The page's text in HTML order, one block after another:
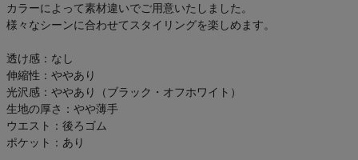
カラーによって素材違いでご用意いたしました。
様々なシーンに合わせてスタイリングを楽しめます。
透け感：なし
伸縮性：ややあり
光沢感：ややあり（ブラック・オフホワイト）
生地の厚さ：やや薄手
ウエスト：後ろゴム
ポケット：あり